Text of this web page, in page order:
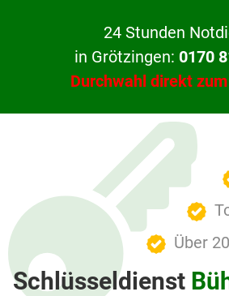
24 Stunden
in Grötzingen: 0170
Durchwahl direkt
Über
Schlüsseldienst